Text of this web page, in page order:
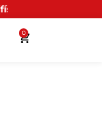
de nuestros
0